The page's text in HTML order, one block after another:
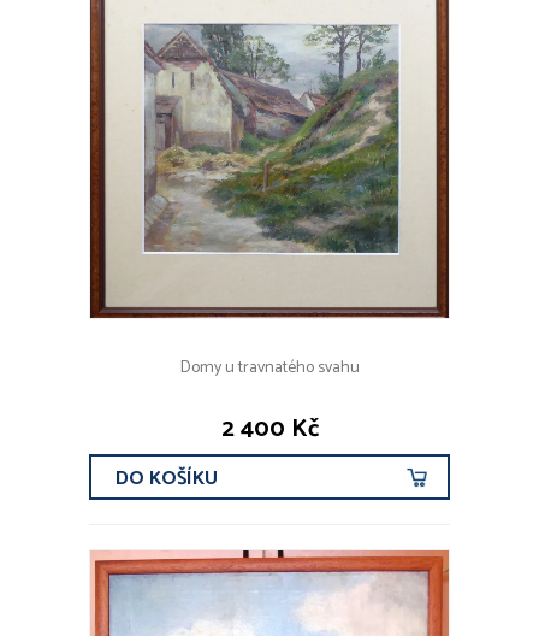
Domy u travnatého svahu
2 400 Kč
DO KOŠÍKU